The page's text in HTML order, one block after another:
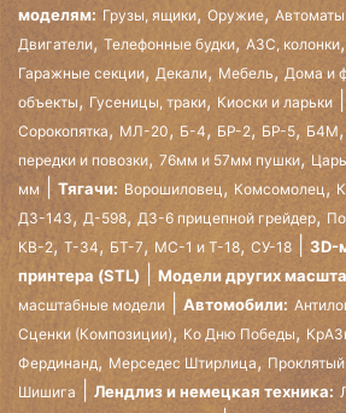
моделям: Грузы, ящики, Оружие,
Двигатели, Телефонные будки, АЗС, колонки,
Гаражные секции, Декали, Мебель, Дома и
объекты, Гусеницы, траки, Киоски и ларьки
Сорокопятка, МЛ-20, Б-4, БР-2, БР-5, Б4М
передки и повозки, 76мм и 57мм пушки,
мм
Тягачи: Ворошиловец, Комсомолец,
ДЗ-143, Д-598, ДЗ-6 прицепной грейдер,
КВ-2,Т-34, БТ-7, МС-1 и Т-18, СУ-18
3D-
принтера (STL)
Модели других
масштабные модели
Автомобили:
Сценки (Композиции), Ко Дню Победы,
Фердинанд, Мерседес Штирлица,
Шишига
Лендлиз и немецкая техника: